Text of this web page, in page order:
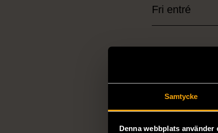
Samtycke
Denna webbplats använder
Fri entré
följd av
Stockholms
Stockholm. I
nästan 170 år.